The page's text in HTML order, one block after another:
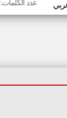
عدد الكلمات: ١٢١٩ الصور: ١٢